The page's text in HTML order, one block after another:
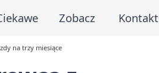
Zobacz Kontakt
na trzy miesiące